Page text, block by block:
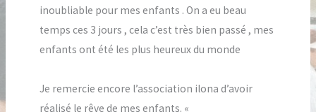
inoubliable pour mes enfants . On a eu beau
temps ces 3 jours , cela c’est très bien passé , mes
enfants ont été les plus heureux du monde
Je remercie encore l’association ilona d’avoir
réalisé le rêve de mes enfants. «